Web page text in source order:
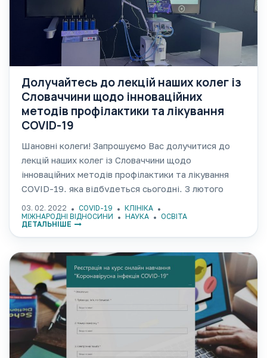
Долучайтесь до лекцій наших колег із
Словаччини щодо інноваційних
методів профілактики та лікування
COVID-19
Шановні колеги! Запрошуємо Вас долучитися до
лекцій наших колег із Словаччини щодо
інноваційних методів профілактики та лікування
COVID-19, яка відбудеться сьогодні, 3 лютого
2022 року о 12.00 за Київським часом. Долучитися
до заходу Ви можете за посиланням на ZOOM
конференцію:
03. 02. 2022 COVID-19
КЛІНІКА
МІЖНАРОДНІ ВІДНОСИНИ
НАУКА
ОСВІТА
ДЕТАЛЬНІШЕ